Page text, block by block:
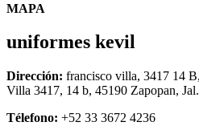
MAPA
uniformes kevil
Dirección: francisco villa, 3417 14
Villa 3417, 14 b, 45190 Zapopan,
Télefono: +52 33 3672 4236